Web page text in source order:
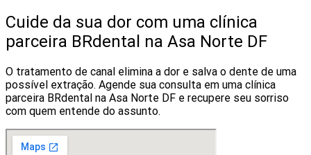
Cuide da sua dor com uma clínica
parceira BRdental na Asa Norte DF
O tratamento de canal elimina a dor e salva o dente de uma
possível extração. Agende sua consulta em uma clínica
parceira BRdental na Asa Norte DF e recupere seu sorriso
com quem entende do assunto.